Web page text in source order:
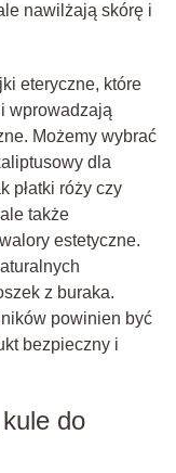
nawilżają skórę i
eteryczne, które
wprowadzają
Możemy wybrać
dla
płatki róży czy
także
estetyczne.
z buraka.
powinien być
bezpieczny i
do